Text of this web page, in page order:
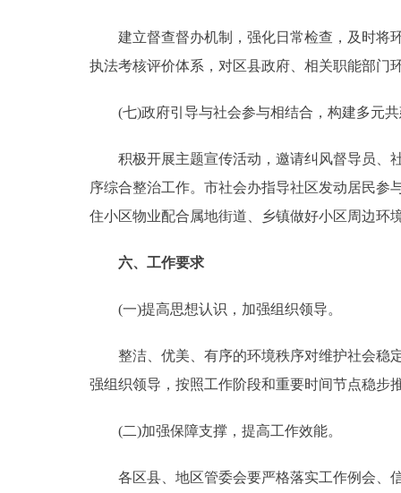
建立督查督办机制，强化日常检查，及时将环
执法考核评价体系，对区县政府、相关职能部门
(七)政府引导与社会参与相结合，构建多元共
积极开展主题宣传活动，邀请纠风督导员、社
序综合整治工作。市社会办指导社区发动居民参
住小区物业配合属地街道、乡镇做好小区周边环
六、工作要求
(一)提高思想认识，加强组织领导。
整洁、优美、有序的环境秩序对维护社会稳定
强组织领导，按照工作阶段和重要时间节点稳步
(二)加强保障支撑，提高工作效能。
各区县、地区管委会要严格落实工作例会、信